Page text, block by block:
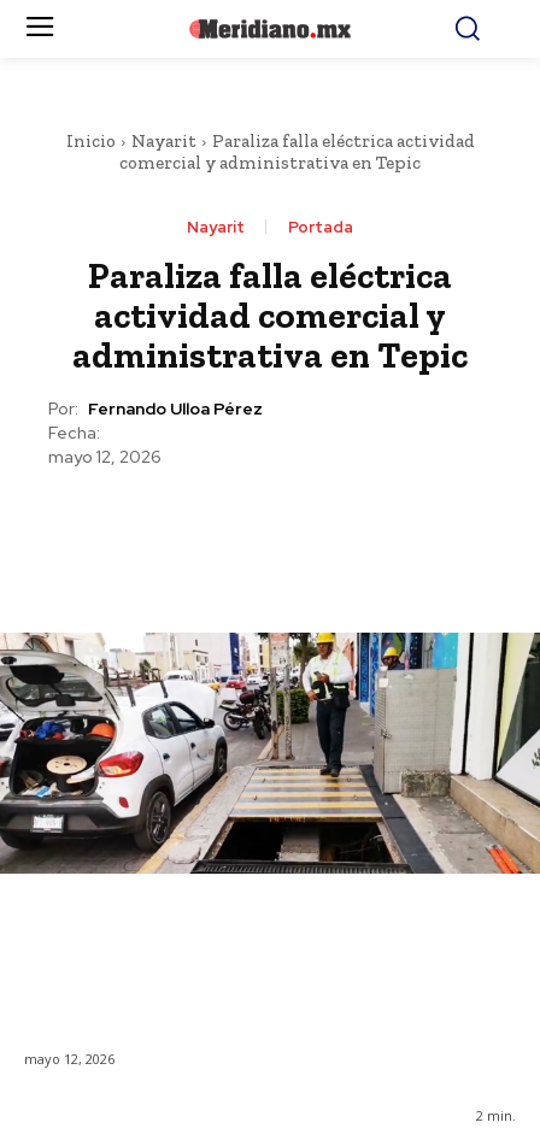
Inicio Nayarit
Paraliza falla eléctrica actividad
comercial y administrativa en Tepic
Nayarit Portada
Paraliza falla eléctrica
actividad comercial y
administrativa en Tepic
Por: Fernando Ulloa Pérez
Fecha:
mayo 12, 2026
mayo 12, 2026
2 min.